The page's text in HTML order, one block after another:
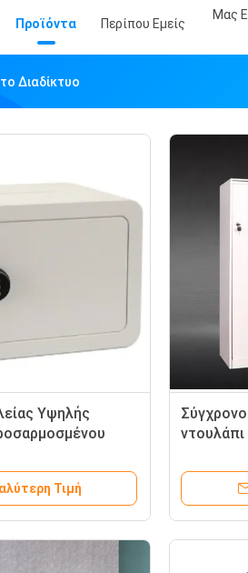
Προϊόντα Περίπου Εμείς
Μας
Διαδίκτυο
Υψηλής
Τιμή
ντουλάπι